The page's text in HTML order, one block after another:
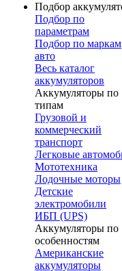
Подбор
Подбор по
параметрам
Подбор по маркам
авто
Весь каталог
аккумуляторов
Аккумуляторы по
типам
Грузовой и
коммерческий
транспорт
Легковые
Мототехника
Лодочные моторы
Детские
электромобили
ИБП (UPS)
Аккумуляторы по
особенностям
Американские
аккумуляторы